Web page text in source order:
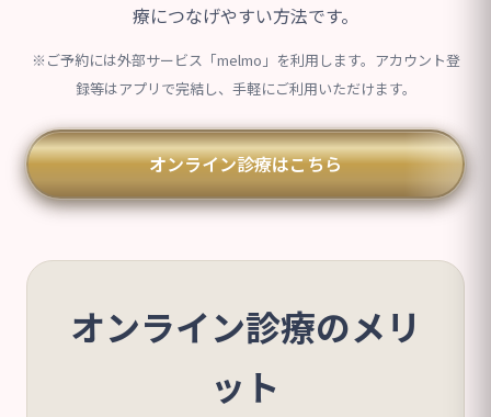
療につなげやすい方法です。
※ご予約には外部サービス「melmo」を利用します。アカウント登
録等はアプリで完結し、手軽にご利用いただけます。
オンライン診療はこちら
オンライン診療のメリ
ット